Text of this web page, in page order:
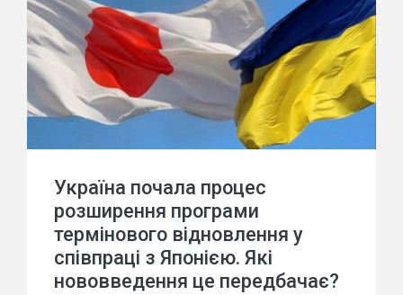
Україна почала процес
розширення програми
термінового відновлення у
співпраці з Японією. Які
нововведення це передбачає?